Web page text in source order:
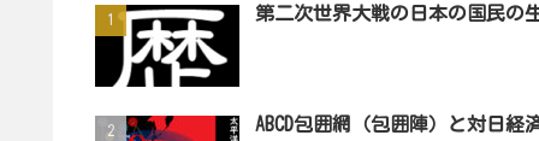
第二次世界大戦の日本の国民の
ABCD包囲網（包囲陣）と対日